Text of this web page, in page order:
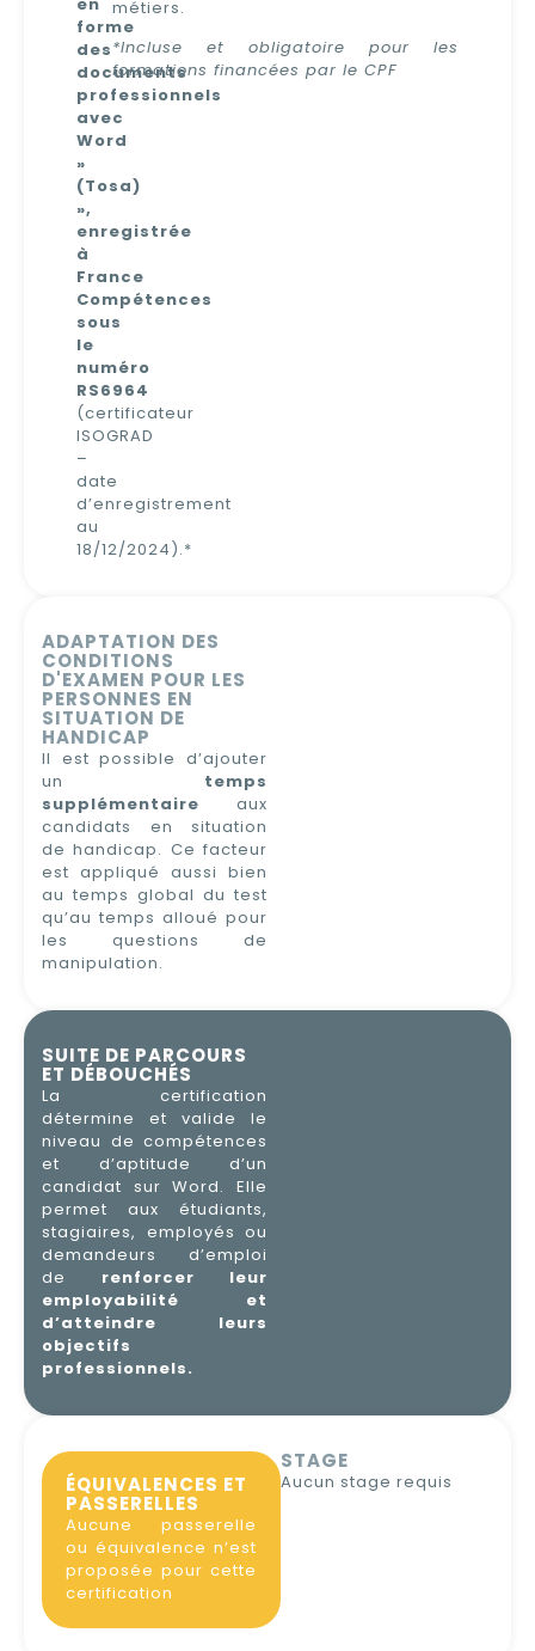
forme
des
documents
professionnels
avec
Word
»
(Tosa)
»,
enregistrée
à
France
Compétences
sous
le
numéro
RS6964
(certificateur
ISOGRAD
–
date
d’enregistrement
au
18/12/2024).*
métiers.
*Incluse et obligatoire pour les
formations financées par le CPF
ADAPTATION DES
CONDITIONS
D'EXAMEN POUR LES
PERSONNES EN
SITUATION DE
HANDICAP
Il est possible d’ajouter
un temps
supplémentaire aux
candidats en situation
de handicap. Ce facteur
est appliqué aussi bien
au temps global du test
qu’au temps alloué pour
les questions de
manipulation.
SUITE DE PARCOURS
ET DÉBOUCHÉS
La certification
détermine et valide le
niveau de compétences
et d’aptitude d’un
candidat sur Word. Elle
permet aux étudiants,
stagiaires, employés ou
demandeurs d’emploi
de renforcer leur
employabilité et
d’atteindre leurs
objectifs
professionnels.
ÉQUIVALENCES ET
PASSERELLES
Aucune passerelle
ou équivalence n’est
proposée pour cette
certification
STAGE
Aucun stage requis